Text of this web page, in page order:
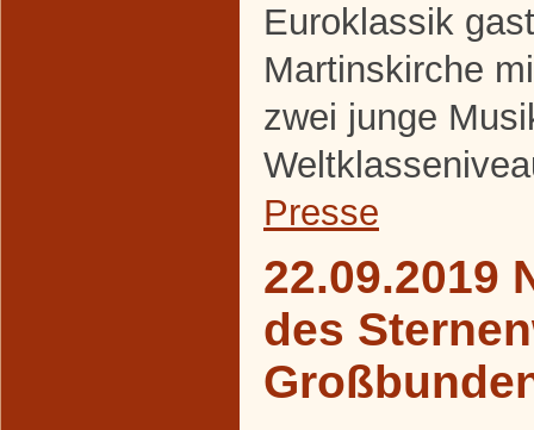
Euroklassik
Martinskirche
zwei junge
Presse
22.09.2019
des